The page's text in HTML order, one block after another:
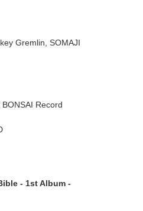
Gremlin, SOMAJI
Record
- 1st Album -